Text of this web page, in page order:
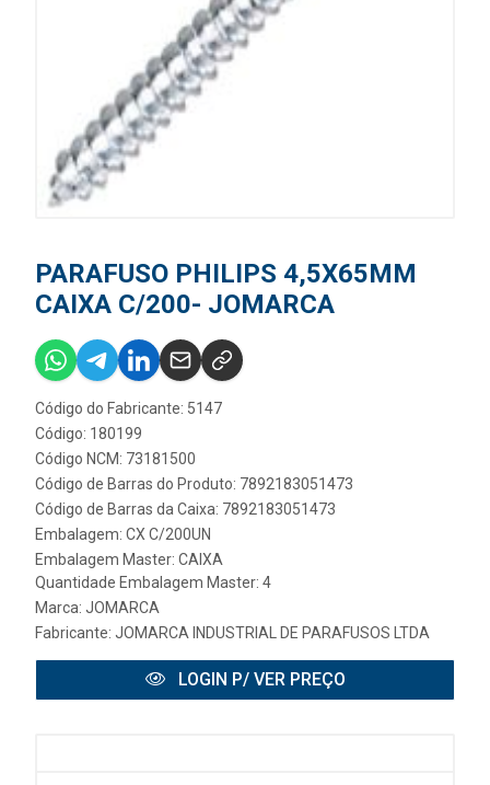
PARAFUSO PHILIPS 4,5X65MM
CAIXA C/200- JOMARCA
Código do Fabricante: 5147
Código: 180199
Código NCM: 73181500
Código de Barras do Produto: 7892183051473
Código de Barras da Caixa: 7892183051473
Embalagem: CX C/200UN
Embalagem Master: CAIXA
Quantidade Embalagem Master: 4
Marca: JOMARCA
Fabricante: JOMARCA INDUSTRIAL DE PARAFUSOS LTDA
LOGIN P/ VER PREÇO